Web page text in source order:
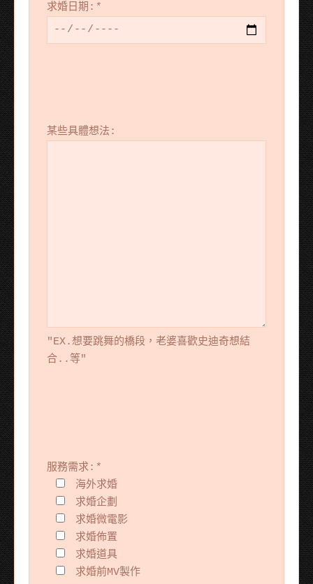
求婚日期: *
某些具體想法:
"EX.想要跳舞的橋段，老婆喜歡史迪奇想結
合..等"
服務需求: *
海外求婚
求婚企劃
求婚微電影
求婚佈置
求婚道具
求婚前MV製作